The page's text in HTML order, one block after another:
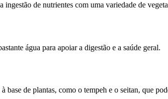
ingestão de nutrientes com uma variedade de
água para apoiar a digestão e a saúde geral.
base de plantas, como o tempeh e o seitan, que